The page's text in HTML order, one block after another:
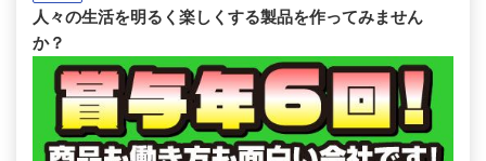
人々の生活を明るく楽しくする製品を作ってみません
か？